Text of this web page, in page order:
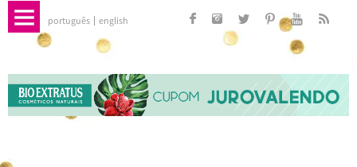
português english